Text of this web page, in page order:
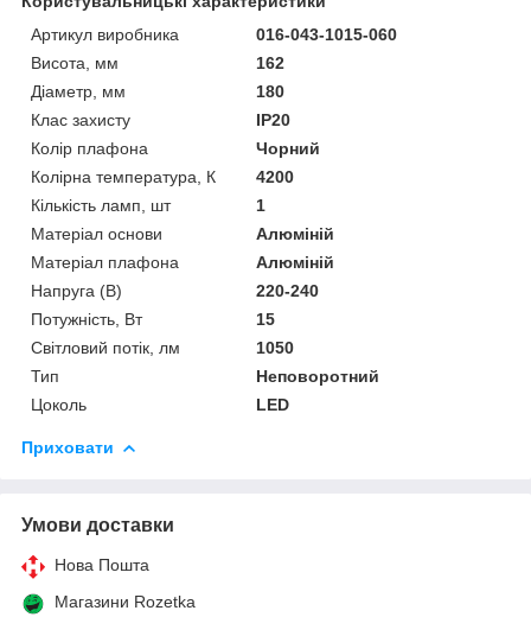
Артикул виробника
016-043-1015-060
Висота, мм
162
Діаметр, мм
180
Клас захисту
IP20
Колір плафона
Чорний
Колірна температура, К
4200
Кількість ламп, шт
1
Матеріал основи
Алюміній
Матеріал плафона
Алюміній
Напруга (В)
220-240
Потужність, Вт
15
Світловий потік, лм
1050
Тип
Неповоротний
Цоколь
LED
Приховати
Умови доставки
Нова Пошта
Магазини Rozetka